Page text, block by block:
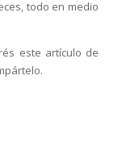
todo en medio
este artículo de